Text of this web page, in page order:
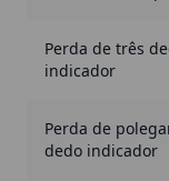
Perda de três
indicador
Perda de
dedo indicador